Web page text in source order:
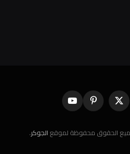
X
(Twitter)
بينتيريستيوتيوب
الجوكر.